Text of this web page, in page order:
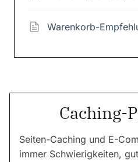
Warenkorb-
Caching-
Seiten-Caching und E-
immer Schwierigkeiten,